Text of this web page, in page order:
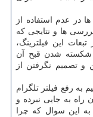
در عدم استفاده از
ها و نتایجی که
این فیلترینگ،
شکسته شدن قبح آن
و تصمیم نگرفتن از
به رفع فیلتر تلگرام
به جایی نبرده و
این سوال که چرا